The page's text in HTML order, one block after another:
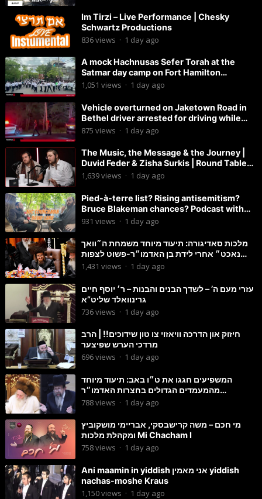
Im Tirzi – Live Performance | Chesky
Schwartz Productions
836views · 1 day ago
A mock Hachnusas Sefer Torah at the
Satmar day camp on Fort Hamilton
Parkway.
1,051 views · 1 day ago
Vehicle overturned on Jaketown Road in
Bethel driver arrested for driving while
intoxicated.
875 views · 1 day ago
The Music, the Message & the Journey |
Duvid Feder & Zisha Surkis | Round Table
#11
1,639views · 1 day ago
Pied-à-terre list? Rising antisemitism?
Bruce Blakeman chances? Podcast with
Councilman David Carr!
931 views · 1 day ago
מלכות סאדיגורה: תיעוד מיוחד משמחת ה״וואך
נאכט״ אחרי לידת בן האדמו״ר-פשוט לצפות
ולהנות
1,431 views · 1 day ago
עזרי מעם ה’ – לשדך הבנים והבנות – ר׳ יוסף חיים
גרינוואלד שליט”א
736views · 1 day ago
חיזוק און הדרכה וויאזוי צו טון שידוכים!! | הרב
מרדכי הערש שפיצער
696views · 1 day ago
המשפיעים חגגו את ט״ו באב: תיעוד מיוחד
מהמעמדים הגדולים בחצרות האדמו״ר
מסטוטשין והגרי״מ מורגשטרן
788views · 1 day ago
מי חכם – משה קרישבסקי, אבריימי מושקוביץ
ומקהלת מלכות Mi Chacham I
758views · 1 day ago
Ani maamin in yiddish אני מאמין yiddish
nachas-moshe Kraus
1,150views · 1 day ago